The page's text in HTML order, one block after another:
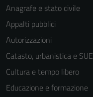
Anagrafe e stato civile
Appalti pubblici
Autorizzazioni
Catasto, urbanistica e SUE
Cultura e tempo libero
Educazione e formazione